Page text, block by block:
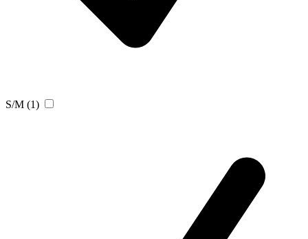
S/M (1)